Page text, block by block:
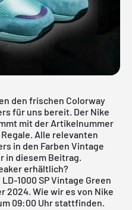
den frischen Colorway
für uns bereit. Der Nike
mit der Artikelnummer
Alle relevanten
in den Farben Vintage
in diesem Beitrag.
erhältlich?
LD-1000 SP Vintage Green
2024. Wie wir es von Nike
09:00 Uhr stattfinden.